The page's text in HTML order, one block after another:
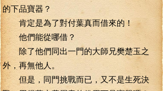
的下品寶器？
肯定是為了對付葉真而借來的！
他們能從哪借？
除了他們同出一門的大師兄樊楚玉之
外，再無他人。
但是，同門挑戰而已，又不是生死決